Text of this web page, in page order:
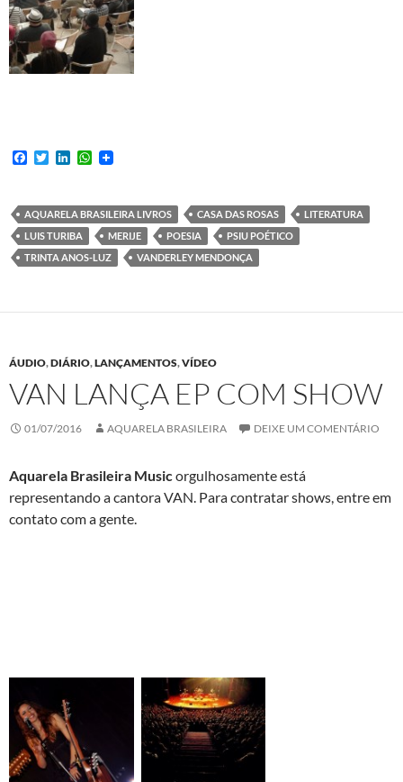
F
b
o
o
k
T
t
e
r
e
d
I
n
W
s
A
p
p
AQUARELA BRASILEIRA LIVROS CASA DAS ROSAS
LITERATURA
LUIS TURIBA
MERIJE POESIA
PSIU POÉTICO
TRINTA ANOS-LUZ
VANDERLEY MENDONÇA
ÁUDIO,DIÁRIO,LANÇAMENTOS,VÍDEO
VAN LANÇA EP COM SHOW
01/07/2016 AQUARELA BRASILEIRA DEIXE UM COMENTÁRIO
Aquarela Brasileira Musicorgulhosamente está
representando a cantora VAN. Para contratar shows, entre em
contato com a gente.